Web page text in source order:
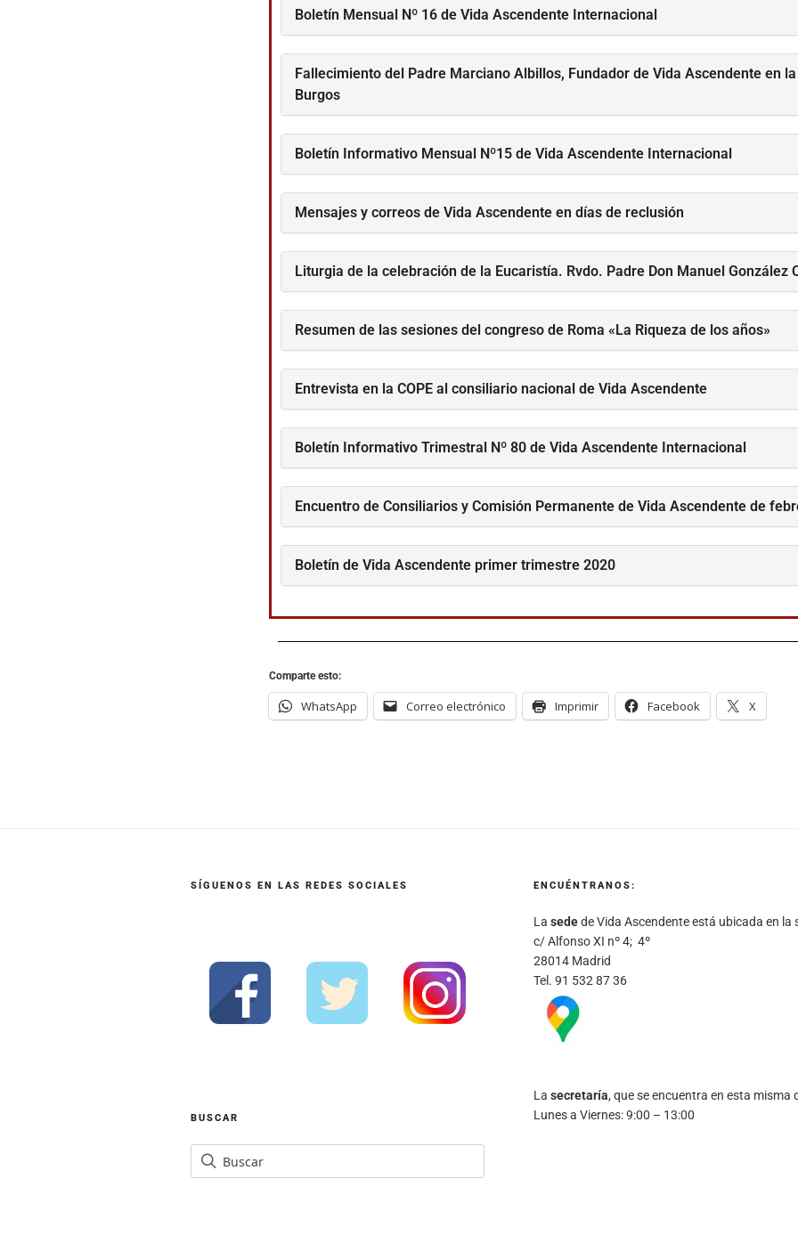
Boletín Mensual Nº 16 de Vida Ascendente Internacional
Fallecimiento del Padre Marciano Albillos, Fundador de Vida Ascendente en
Burgos
Boletín Informativo Mensual Nº15 de Vida Ascendente Internacional
Mensajes y correos de Vida Ascendente en días de reclusión
Liturgia de la celebración de la Eucaristía. Rvdo. Padre Don Manuel González
Resumen de las sesiones del congreso de Roma «La Riqueza de los años»
Entrevista en la COPE al consiliario nacional de Vida Ascendente
Boletín Informativo Trimestral Nº 80 de Vida Ascendente Internacional
Encuentro de Consiliarios y Comisión Permanente de Vida Ascendente de
Boletín de Vida Ascendente primer trimestre 2020
Comparte esto:
WhatsApp Correo electrónico Imprimir Facebook X
SÍGUENOS EN LAS REDES SOCIALES
BUSCAR
ENCUÉNTRANOS:
La sedede Vida Ascendente está ubicada en la
c/ Alfonso XI nº 4; 4º
28014 Madrid
Tel. 91 532 87 36
La secretaría, que se encuentra en esta misma
Lunes a Viernes: 9:00 – 13:00